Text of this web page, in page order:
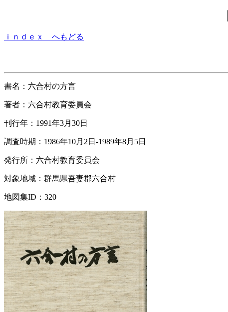
ｉｎｄｅｘ へもどる
書名：六合村の方言
著者：六合村教育委員会
刊行年：1991年3月30日
調査時期：1986年10月2日-1989年8月5日
発行所：六合村教育委員会
対象地域：群馬県吾妻郡六合村
地図集ID：320